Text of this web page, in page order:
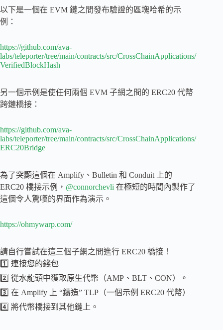
以下是一個在 EVM 鏈之間發布驗證的區塊哈希的示
例：
https://github.com/ava-
labs/teleporter/tree/main/contracts/src/CrossChainApplications/
VerifiedBlockHash
另一個示例是使任何兩個 EVM 子網之間的 ERC20 代幣
跨鏈橋接：
https://github.com/ava-
labs/teleporter/tree/main/contracts/src/CrossChainApplications/
ERC20Bridge
為了突顯這個在 Amplify、Bulletin 和 Conduit 上的
ERC20 橋接示例， @connorchevli 在極短的時間內製作了
這個令人驚嘆的界面作為演示。
https://ohmywarp.com/
請自行嘗試在這三個子網之間進行 ERC20 橋接！
1️⃣ 連接您的錢包
2️⃣ 從水龍頭中獲取原生代幣（AMP、BLT、CON）。
3️⃣ 在 Amplify 上 “鑄造” TLP（一個示例 ERC20 代幣）
4️⃣ 將代幣橋接到其他鏈上。